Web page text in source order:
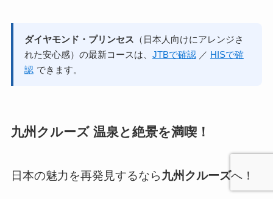
ダイヤモンド・プリンセス （日本人向けにアレンジさ
れた安心感）の最新コースは、 JTBで確認／ HISで確
認 できます。
九州クルーズ 温泉と絶景を満喫！
日本の魅力を再発見するなら九州クルーズへ！